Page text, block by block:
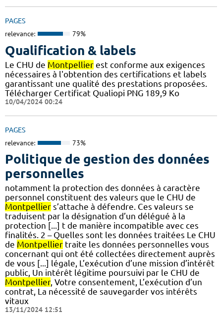
PAGES
relevance: 79%
Qualification & labels
Le CHU de Montpellier est conforme aux exigences
nécessaires à l'obtention des certifications et labels
garantissant une qualité des prestations proposées.
Télécharger Certificat Qualiopi PNG 189,9 Ko
10/04/2024 00:24
PAGES
relevance: 73%
Politique de gestion des données
personnelles
notamment la protection des données à caractère
personnel constituent des valeurs que le CHU de
Montpellier s’attache à défendre. Ces valeurs se
traduisent par la désignation d’un délégué à la
protection [...] t de manière incompatible avec ces
finalités. 2 – Quelles sont les données traitées Le CHU
de Montpellier traite les données personnelles vous
concernant qui ont été collectées directement auprès
de vous [...] légale, L’exécution d’une mission d’intérêt
public, Un intérêt légitime poursuivi par le CHU de
Montpellier, Votre consentement, L’exécution d’un
contrat, La nécessité de sauvegarder vos intérêts
vitaux
13/11/2024 12:51